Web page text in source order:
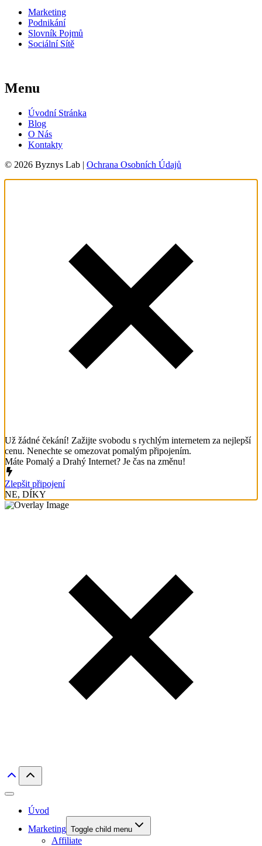
Marketing
Podnikání
Slovník Pojmů
Sociální Sítě
Menu
Úvodní Stránka
Blog
O Nás
Kontakty
© 2026 Byznys Lab | Ochrana Osobních Údajů
Už žádné čekání! Zažijte svobodu s rychlým internetem za nejlepší
cenu. Nenechte se omezovat pomalým připojením.
Máte Pomalý a Drahý Internet? Je čas na změnu!
Zlepšit připojení
NE, DÍKY
Úvod
Marketing Toggle child menu
Affiliate